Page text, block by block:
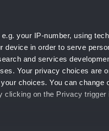
your IP-number, using
in order to serve
and services
Your privacy choices are
choices. You can change
clicking on the Privacy trigger
Gioielli Salute e bellezza